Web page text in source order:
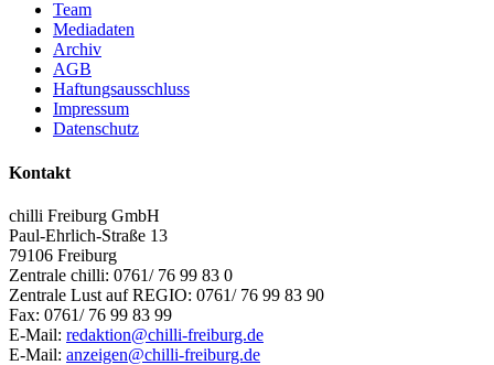
Team
Mediadaten
Archiv
AGB
Haftungsausschluss
Impressum
Datenschutz
Kontakt
chilli Freiburg GmbH
Paul-Ehrlich-Straße 13
79106 Freiburg
Zentrale chilli: 0761/ 76 99 83 0
Zentrale Lust auf REGIO: 0761/ 76 99 83 90
Fax: 0761/ 76 99 83 99
E-Mail: redaktion@chilli-freiburg.de
E-Mail: anzeigen@chilli-freiburg.de